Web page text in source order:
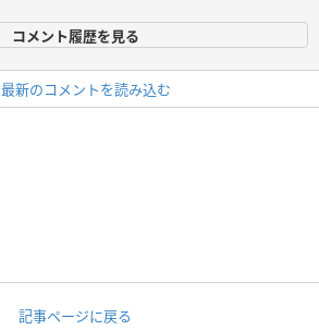
コメント履歴を見る
最新のコメントを読み込む
記事ページに戻る